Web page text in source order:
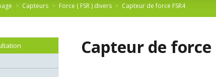
Capteurs Force ( FSR ) divers Capteur de force FSR4
Capteur de force